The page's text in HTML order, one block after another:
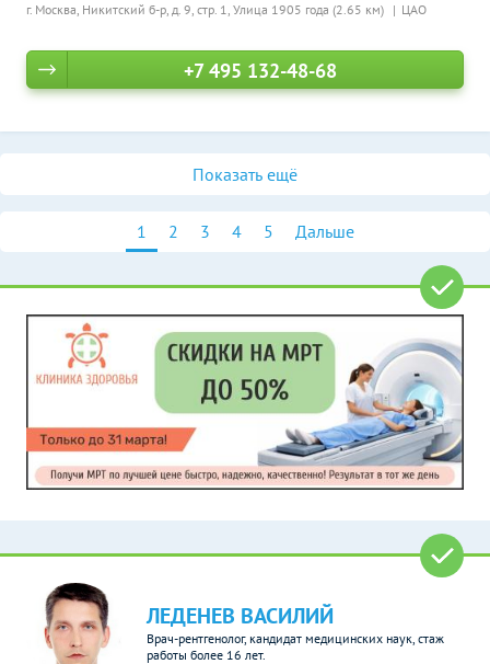
г. Москва, Никитский б-р, д. 9, стр. 1, Улица 1905 года (2.65 км) ЦАО
+7 495 132-48-68
Показать ещё
1 2 3 4 5 Дальше
ЛЕДЕНЕВ ВАСИЛИЙ
Врач-рентгенолог, кандидат медицинских наук, стаж
работы более 16 лет.